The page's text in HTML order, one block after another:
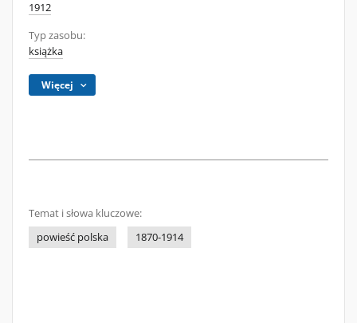
1912
Typ zasobu:
książka
Więcej
Temat i słowa kluczowe:
powieść polska
1870-1914